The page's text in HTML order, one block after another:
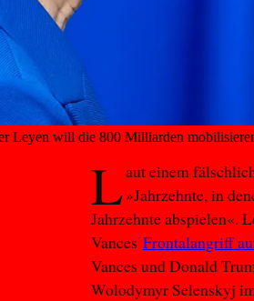
Leyen will die 800 Milliarden
Laut einem
»Jahrzehnte, in
Jahrzehnte abspielen«.
Vances Frontalangriff
Vances und Donald
Wolodymyr Selenskyj